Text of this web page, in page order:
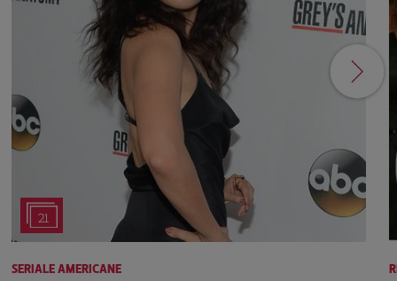
21
SERIALE AMERICANE